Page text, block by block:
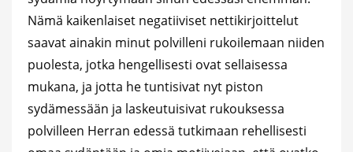
Nämä kaikenlaiset negatiiviset nettikirjoittelut
saavat ainakin minut polvilleni rukoilemaan niiden
puolesta, jotka hengellisesti ovat sellaisessa
mukana, ja jotta he tuntisivat nyt piston
sydämessään ja laskeutuisivat rukouksessa
polvilleen Herran edessä tutkimaan rehellisesti